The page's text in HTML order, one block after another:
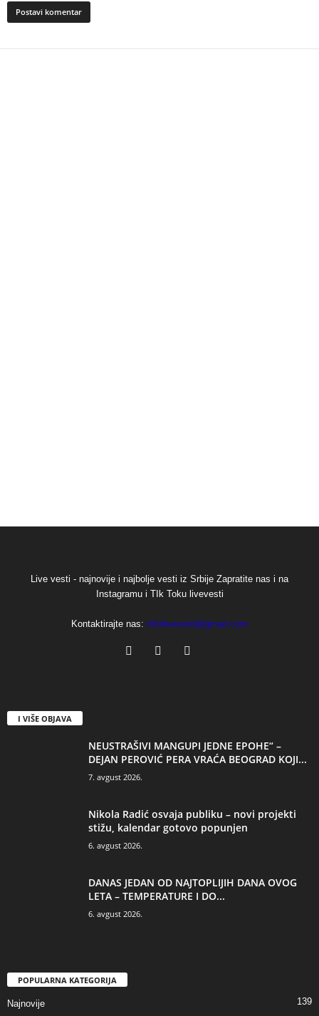
Live vesti - najnovije i najbolje vesti iz Srbije Zapratite nas i na
Instagramu i TIk Toku livevesti
Kontaktirajte nas: infolivevesti@gmail.com
I VIŠE OBJAVA
NEUSTRAŠIVI MANGUPI JEDNE EPOHE“ –
DEJAN PEROVIĆ PERA VRAĆA BEOGRAD KOJI...
7. avgust 2026.
Nikola Radić osvaja publiku – novi projekti
stižu, kalendar gotovo popunjen
6. avgust 2026.
DANAS JEDAN OD NAJTOPLIJIH DANA OVOG
LETA – TEMPERATURE I DO...
6. avgust 2026.
POPULARNA KATEGORIJA
Najnovije 139